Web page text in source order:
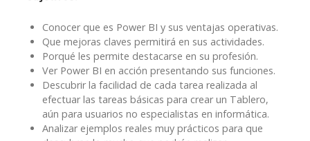
Conocer que es Power BI y sus ventajas operativas.
Que mejoras claves permitirá en sus actividades.
Porqué les permite destacarse en su profesión.
Ver Power BI en acción presentando sus funciones.
Descubrir la facilidad de cada tarea realizada al
efectuar las tareas básicas para crear un Tablero,
aún para usuarios no especialistas en informática.
Analizar ejemplos reales muy prácticos para que